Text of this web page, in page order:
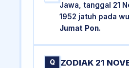
Jawa, tanggal 21
1952 jatuh pada
Jumat Pon.
Q
ZODIAK 21